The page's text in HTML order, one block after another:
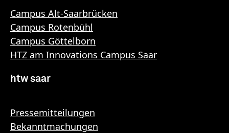
Campus Alt-Saarbrücken
Campus Rotenbühl
Campus Göttelborn
HTZ am Innovations Campus Saar
htw saar
Pressemitteilungen
Bekanntmachungen